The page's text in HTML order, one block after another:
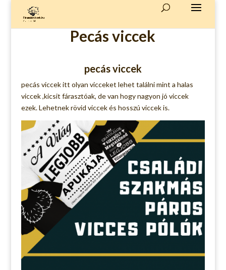
Pecás viccek
pecás viccek
pecás viccek itt olyan vicceket lehet találni mint a halas
viccek ,kicsit fárasztóak, de van hogy nagyon jó viccek
ezek. Lehetnek rövid viccek és hosszú viccek is.